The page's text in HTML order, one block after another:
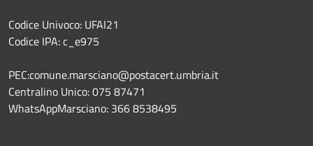
Codice Univoco: UFAI21
Codice IPA: c_e975
PEC:comune.marsciano@postacert.umbria.it
Centralino Unico: 075 87471
WhatsAppMarsciano: 366 8538495